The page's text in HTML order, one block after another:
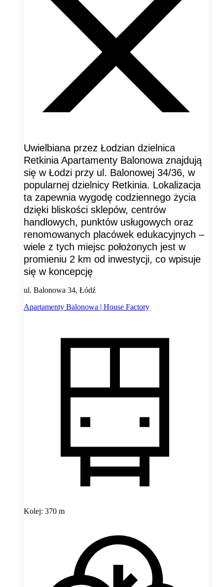
Uwielbiana przez Łodzian dzielnica
Retkinia Apartamenty Balonowa znajdują
się w Łodzi przy ul. Balonowej 34/36, w
popularnej dzielnicy Retkinia. Lokalizacja
ta zapewnia wygodę codziennego życia
dzięki bliskości sklepów, centrów
handlowych, punktów usługowych oraz
renomowanych placówek edukacyjnych –
wiele z tych miejsc położonych jest w
promieniu 2 km od inwestycji, co wpisuje
się w koncepcję
ul. Balonowa 34, Łódź
Apartamenty Balonowa | House Factory
Kolej: 370 m